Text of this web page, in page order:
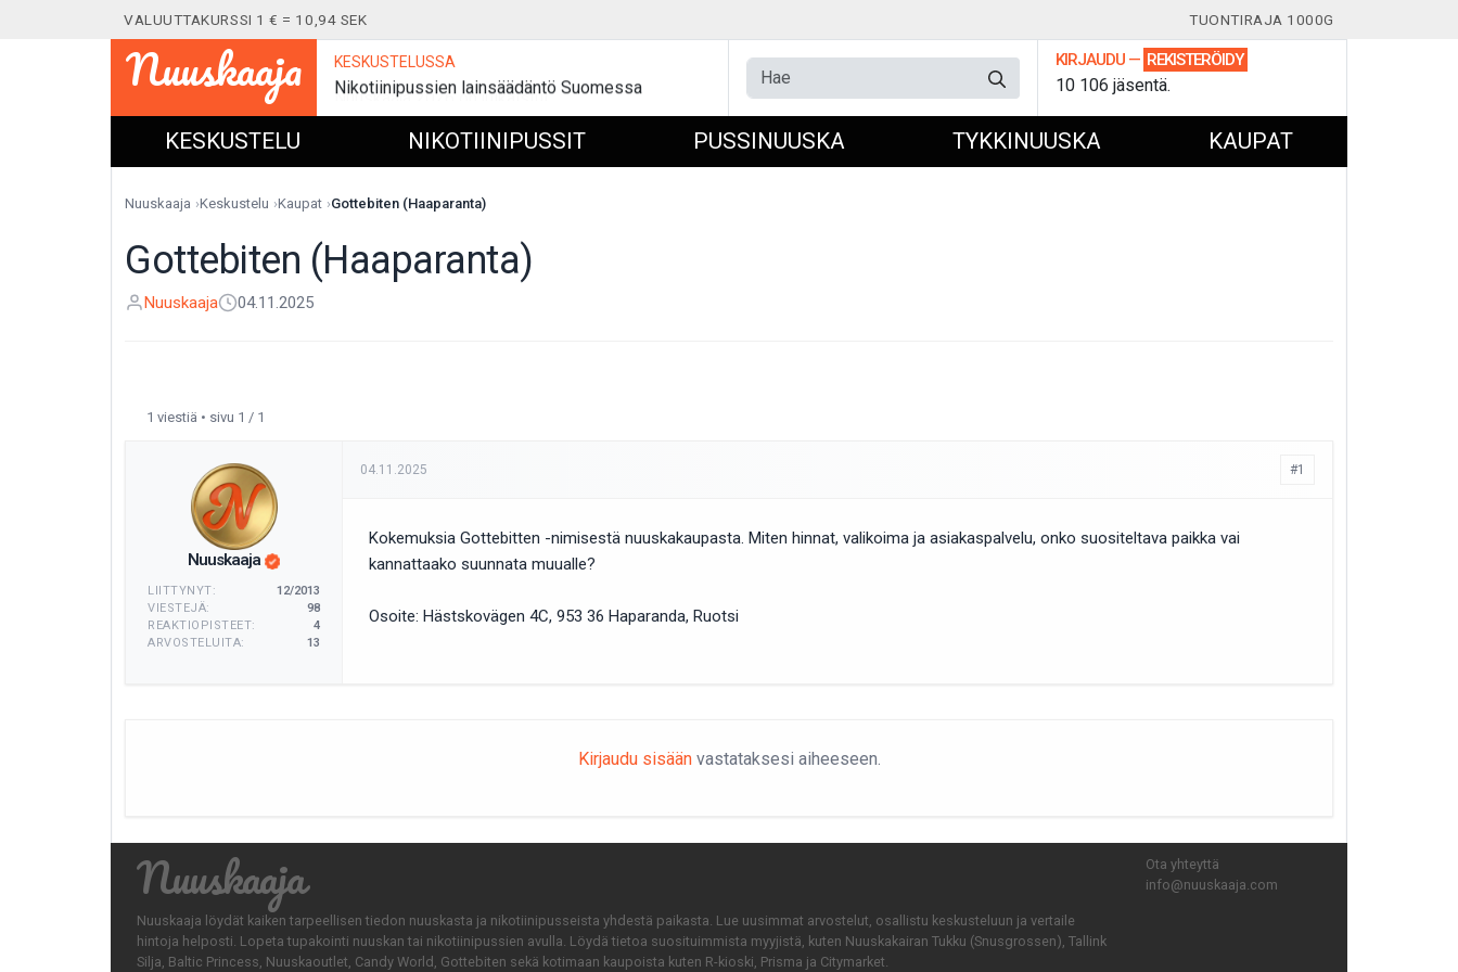
VALUUTTAKURSSI 1 € = 10,94 SEK TUONTIRAJA 1000G
Nuuskaaja KESKUSTELUSSA
Nikotiinipussien lainsäädäntö Suomessa
Nuuskaaja 2026 on julkaistu!
KIRJAUDU — REKISTERÖIDY
10 106 jäsentä.
KESKUSTELU NIKOTIINIPUSSIT PUSSINUUSKA TYKKINUUSKA KAUPAT
Nuuskaaja Keskustelu Kaupat Gottebiten (Haaparanta)
Gottebiten (Haaparanta)
Nuuskaaja 04.11.2025
1 viestiä • sivu 1 / 1
Nuuskaaja
LIITTYNYT:
12/2013
VIESTEJÄ:
98
REAKTIOPISTEET:
4
ARVOSTELUITA:
13
04.11.2025 #1
Kokemuksia Gottebitten -nimisestä nuuskakaupasta. Miten hinnat, valikoima ja asiakaspalvelu, onko suositeltava paikka vai
kannattaako suunnata muualle?
Osoite: Hästskovägen 4C, 953 36 Haparanda, Ruotsi
Kirjaudu sisäänvastataksesi aiheeseen.
Nuuskaaja
Nuuskaaja löydät kaiken tarpeellisen tiedon nuuskasta ja nikotiinipusseista yhdestä paikasta. Lue uusimmat arvostelut, osallistu keskusteluun ja vertaile
hintoja helposti. Lopeta tupakointi nuuskan tai nikotiinipussien avulla. Löydä tietoa suosituimmista myyjistä, kuten Nuuskakairan Tukku (Snusgrossen), Tallink
Silja, Baltic Princess, Nuuskaoutlet, Candy World, Gottebiten sekä kotimaan kaupoista kuten R-kioski, Prisma ja Citymarket.
Ota yhteyttä
info@nuuskaaja.com